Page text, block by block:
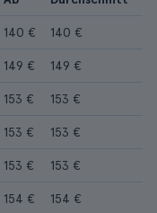
140 € 140 €
149 € 149 €
153 € 153 €
153 € 153 €
153 € 153 €
154 € 154 €